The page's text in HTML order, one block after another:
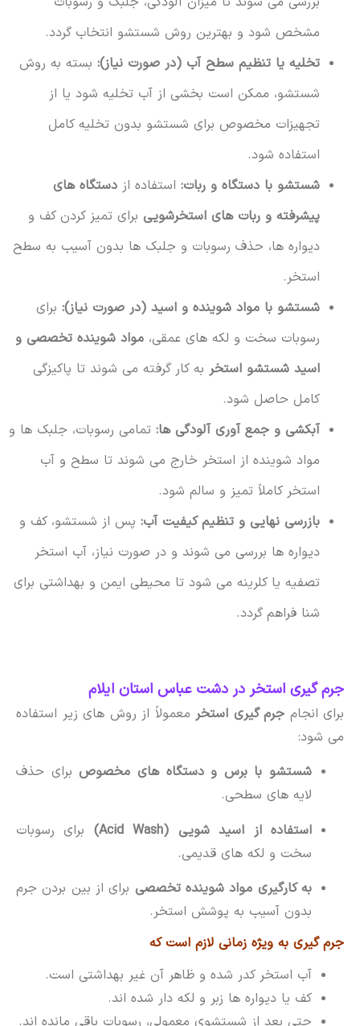
مشخص شود و بهترین روش شستشو انتخاب گردد.
تخلیه یا تنظیم سطح آب (در صورت نیاز):بسته به روش
شستشو، ممکن است بخشی از آب تخلیه شود یا از
تجهیزات مخصوص برای شستشو بدون تخلیه کامل
استفاده شود.
شستشو با دستگاه و ربات:استفاده از دستگاه های
پیشرفته و ربات های استخرشوییبرای تمیز کردن کف و
دیواره ها، حذف رسوبات و جلبک ها بدون آسیب به سطح
استخر.
شستشو با مواد شوینده و اسید (در صورت نیاز):برای
رسوبات سخت و لکه های عمقی، مواد شوینده تخصصی و
اسید شستشو استخربه کار گرفته می شوند تا پاکیزگی
کامل حاصل شود.
آبکشی و جمع آوری آلودگی ها:تمامی رسوبات، جلبک ها و
مواد شوینده از استخر خارج می شوند تا سطح و آب
استخر کاملاً تمیز و سالم شود.
بازرسی نهایی و تنظیم کیفیت آب:پس از شستشو، کف و
دیواره ها بررسی می شوند و در صورت نیاز، آب استخر
تصفیه یا کلرینه می شود تا محیطی ایمن و بهداشتی برای
شنا فراهم گردد.
جرم گیری استخر در دشت عباس استان ایلام
برای انجام جرم گیری استخرمعمولاً از روش های زیر استفاده
می شود:
شستشو با برس و دستگاه های مخصوصبرای حذف
لایه های سطحی.
استفاده از اسید شویی (Acid Wash)
برای رسوبات
سخت و لکه های قدیمی.
به کارگیری مواد شوینده تخصصیبرای از بین بردن جرم
بدون آسیب به پوشش استخر.
جرم گیری به ویژه زمانی لازم است که
آب استخر کدر شده و ظاهر آن غیر بهداشتی است.
کف یا دیواره ها زبر و لکه دار شده اند.
حتی بعد از شستشوی معمولی، رسوبات باقی مانده اند.